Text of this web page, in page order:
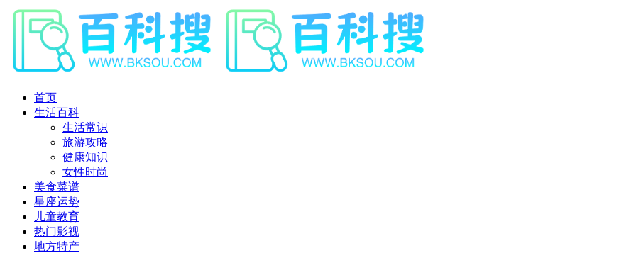
首页
生活百科
生活常识
旅游攻略
健康知识
女性时尚
美食菜谱
星座运势
儿童教育
热门影视
地方特产